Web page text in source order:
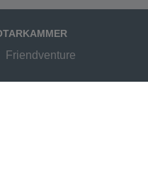
Friendventure